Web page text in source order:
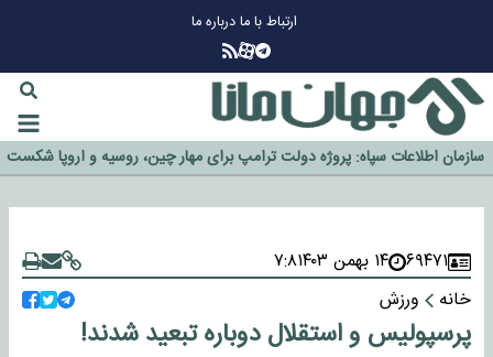
ارتباط با مادرباره ما
گزینه جدایی اوسمار روی میز مدیران پرسپولیس
آیا رئیس جمهور آمریکا قانون را دور می‌زند؟
اخراج رسمی چهره نامدار از پرسپولیس
سازمان اطلاعات سپاه: پروژه دولت ترامپ برای مهار چین، روسیه و اروپا شکست
خورد
۶۹۴۷۱ ۱۴ بهمن ۱۴۰۳
۷:۸
خانه
ورزش
پرسپولیس و استقلال دوباره تبعید شدند!